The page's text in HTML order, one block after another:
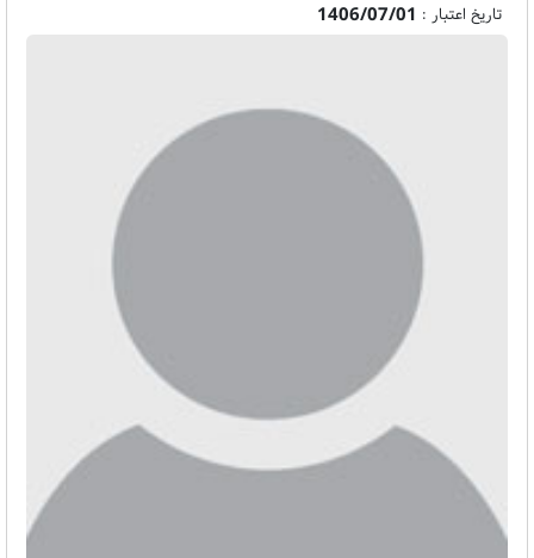
تاریخ اعتبار : 1406/07/01